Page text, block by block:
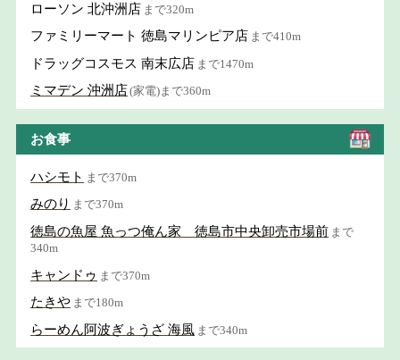
ローソン 北沖洲店 まで320m
ファミリーマート 徳島マリンピア店 まで410m
ドラッグコスモス 南末広店 まで1470m
ミマデン 沖洲店(家電)まで360m
お食事
ハシモト まで370m
みのり まで370m
徳島の魚屋 魚っつ俺ん家 徳島市中央卸売市場前 まで
340m
キャンドゥ まで370m
たきや まで180m
らーめん阿波ぎょうざ 海風 まで340m